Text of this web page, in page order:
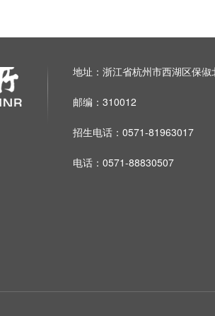
地址：浙江省杭州市西湖区保俶
邮编：310012
招生电话：0571-81963017
电话：0571-88830507